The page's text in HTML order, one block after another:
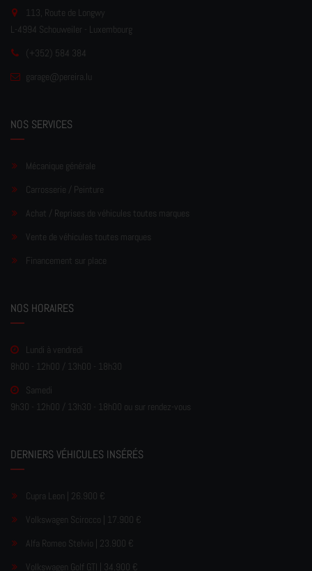
113, Route de Longwy
L-4994 Schouweiler - Luxembourg
(+352) 584 384
garage@pereira.lu
NOS SERVICES
Mécanique générale
Carrosserie / Peinture
Achat / Reprises de véhicules toutes marques
Vente de véhicules toutes marques
Financement sur place
NOS HORAIRES
Lundi à vendredi
8h00 - 12h00 / 13h00 - 18h30
Samedi
9h30 - 12h00 / 13h30 - 18h00 ou sur rendez-vous
DERNIERS VÉHICULES INSÉRÉS
Cupra Leon | 26.900 €
Volkswagen Scirocco | 17.900 €
Alfa Romeo Stelvio | 23.900 €
Volkswagen Golf GTI | 34.900 €